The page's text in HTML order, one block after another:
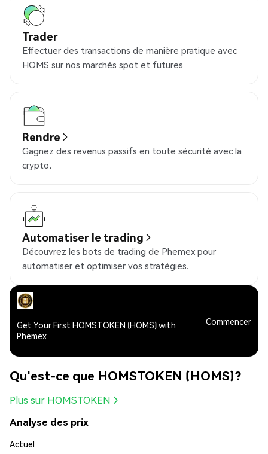
Trader
Effectuer des transactions de manière pratique avec
HOMS sur nos marchés spot et futures
Rendre
Gagnez des revenus passifs en toute sécurité avec la
crypto.
Automatiser le trading
Découvrez les bots de trading de Phemex pour
automatiser et optimiser vos stratégies.
Get Your First HOMSTOKEN (HOMS) with
Phemex
Commencer
Qu'est-ce que HOMSTOKEN (HOMS)?
Plus sur HOMSTOKEN
Analyse des prix
Actuel